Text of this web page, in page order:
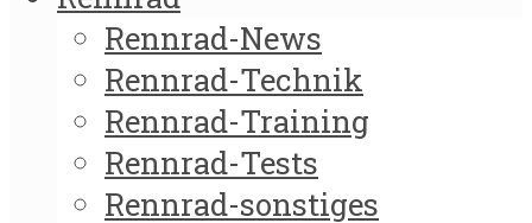
Rennrad-News
Rennrad-Technik
Rennrad-Training
Rennrad-Tests
Rennrad-sonstiges